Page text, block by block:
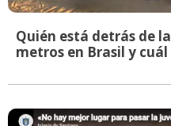
Quién está detrás de
metros en Brasil y